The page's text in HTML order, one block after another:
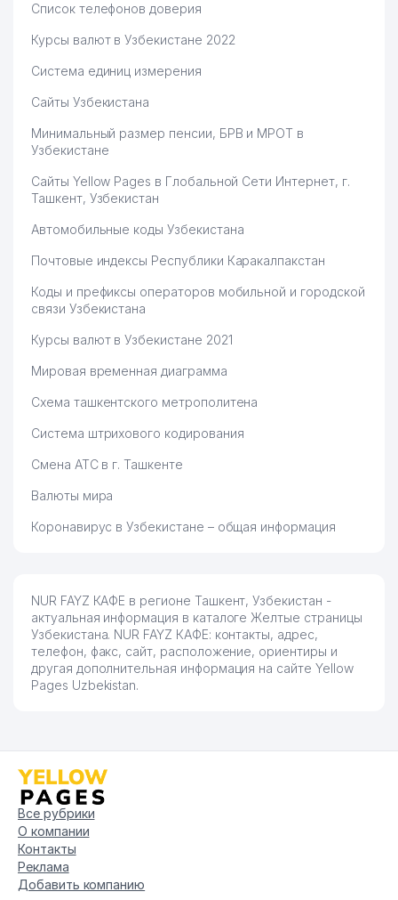
Список телефонов доверия
Курсы валют в Узбекистане 2022
Система единиц измерения
Сайты Узбекистана
Минимальный размер пенсии, БРВ и МРОТ в
Узбекистане
Сайты Yellow Pages в Глобальной Сети Интернет, г.
Ташкент, Узбекистан
Автомобильные коды Узбекистана
Почтовые индексы Республики Каракалпакстан
Коды и префиксы операторов мобильной и городской
связи Узбекистана
Курсы валют в Узбекистане 2021
Мировая временная диаграмма
Схема ташкентского метрополитена
Система штрихового кодирования
Смена АТС в г. Ташкенте
Валюты мира
Коронавирус в Узбекистане – общая информация
NUR FAYZ КАФЕ в регионе Ташкент, Узбекистан -
актуальная информация в каталоге Желтые страницы
Узбекистана. NUR FAYZ КАФЕ: контакты, адрес,
телефон, факс, сайт, расположение, ориентиры и
другая дополнительная информация на сайте Yellow
Pages Uzbekistan.
Все рубрики
О компании
Контакты
Реклама
Добавить компанию